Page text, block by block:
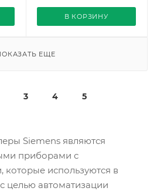
2
Siemens
В КОРЗИНУ
ЕЩЕ
3 4 5
Siemens являются
приборами с
используются в
целью автоматизации